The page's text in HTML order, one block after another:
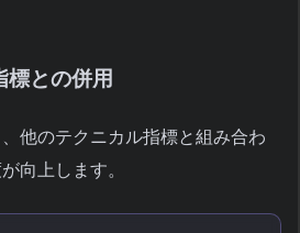
標との併用
他のテクニカル指標と組み合わ
向上します。